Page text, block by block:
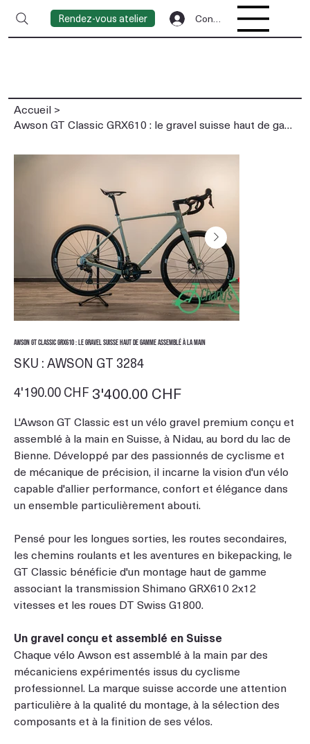
Rendez-vous atelier Connexion
Accueil >
Awson GT Classic GRX610 : le gravel suisse haut de gamme assemblé à la main
Awson GT Classic GRX610 : le gravel suisse haut de gamme assemblé à la main
SKU : AWSON
AWSON GT 3284
Prix
d’origine
4'190.00 CHF promotionnel
3'400.00 CHF
L'Awson GT Classic est un vélo gravel premium conçu et
assemblé à la main en Suisse, à Nidau, au bord du lac de
Bienne. Développé par des passionnés de cyclisme et
de mécanique de précision, il incarne la vision d'un vélo
capable d'allier performance, confort et élégance dans
un ensemble particulièrement abouti.
Pensé pour les longues sorties, les routes secondaires,
les chemins roulants et les aventures en bikepacking, le
GT Classic bénéficie d'un montage haut de gamme
associant la transmission Shimano GRX610 2x12
vitesses et les roues DT Swiss G1800.
Un gravel conçu et assemblé en Suisse
Chaque vélo Awson est assemblé à la main par des
mécaniciens expérimentés issus du cyclisme
professionnel. La marque suisse accorde une attention
particulière à la qualité du montage, à la sélection des
composants et à la finition de ses vélos.